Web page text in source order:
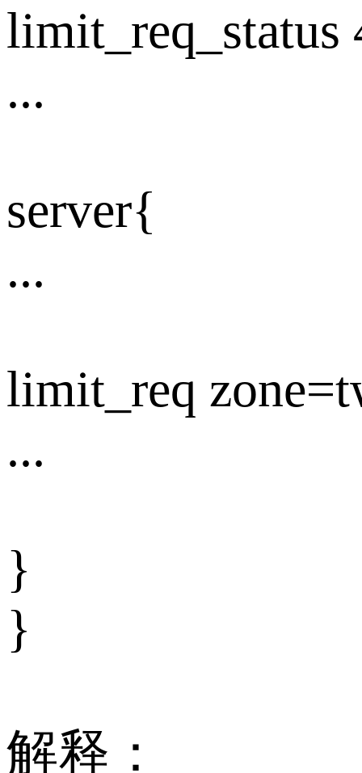
limit_req_status
...
server{
...
limit_req
...
}
}
解释：